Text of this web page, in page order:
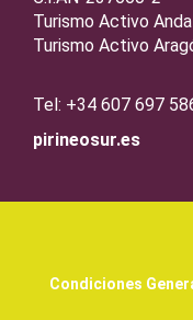
Turismo Activo
Turismo Activo
Tel: +34 607 697
pirineosur.es
Condiciones